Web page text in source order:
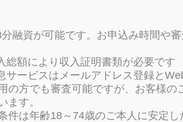
融資が可能です。お申込み時間や
総額により収入証明書類が必要です
サービスはメールアドレス登録と
の方でも審査可能ですが、お客様
ます。
件は年齢18～74歳のご本人に安定